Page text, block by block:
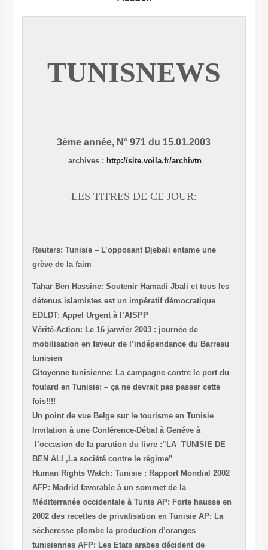
TUNISNEWS
3ème année, N° 971 du 15.01.2003
archives : http://site.voila.fr/archivtn
LES TITRES DE CE JOUR:
Reuters: Tunisie – L’opposant Djebali entame une
grève de la faim
Tahar Ben Hassine: Soutenir Hamadi Jbali et tous les
détenus islamistes est un impératif démocratique
EDLDT: Appel Urgent à l’AISPP
Vérité-Action: Le 16 janvier 2003 : journée de
mobilisation en faveur de l’indépendance du Barreau
tunisien
Citoyenne tunisienne: La campagne contre le port du
foulard en Tunisie: – ça ne devrait pas passer cette
fois!!!!
Un point de vue Belge sur le tourisme en Tunisie
Invitation à une Conférence-Débat à Genéve à
l’occasion de la parution du livre :”LA TUNISIE DE
BEN ALI ,La société contre le régime”
Human Rights Watch: Tunisie : Rapport Mondial 2002
AFP: Madrid favorable à un sommet de la
Méditerranée occidentale à Tunis AP: Forte hausse en
2002 des recettes de privatisation en TunisieAP: La
sécheresse plombe la production d’oranges
tunisiennes AFP: Les Etats arabes décident de